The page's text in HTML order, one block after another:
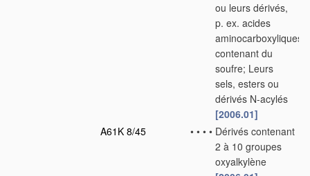
ou leurs dérivés,
p. ex. acides
aminocarboxyliques
contenant du
soufre; Leurs
sels, esters ou
dérivés N-acylés
[2006.01]
A61K 8/45
• • • • Dérivés contenant
2 à 10 groupes
oxyalkylène